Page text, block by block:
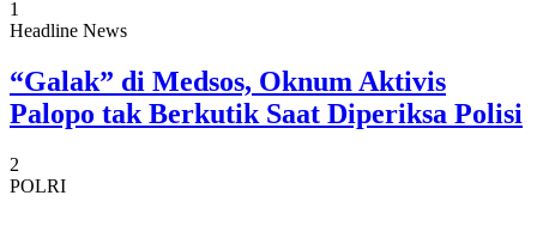
1
Headline News
“Galak” di Medsos, Oknum Aktivis
Palopo tak Berkutik Saat Diperiksa Polisi
2
POLRI